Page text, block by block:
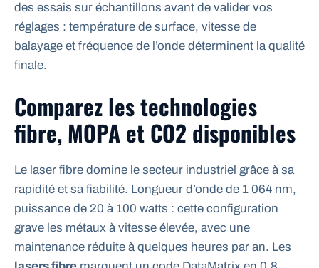
des essais sur échantillons avant de valider vos
réglages : température de surface, vitesse de
balayage et fréquence de l’onde déterminent la qualité
finale.
Comparez les technologies
fibre, MOPA et CO2 disponibles
Le laser fibre domine le secteur industriel grâce à sa
rapidité et sa fiabilité. Longueur d’onde de 1 064 nm,
puissance de 20 à 100 watts : cette configuration
grave les métaux à vitesse élevée, avec une
maintenance réduite à quelques heures par an. Les